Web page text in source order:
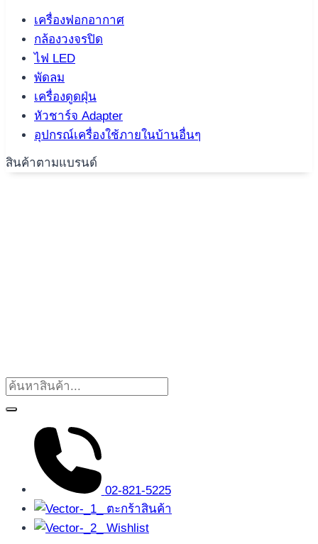
เครื่องฟอกอากาศ
กล้องวงจรปิด
ไฟ LED
พัดลม
เครื่องดูดฝุ่น
หัวชาร์จ Adapter
อุปกรณ์เครื่องใช้ภายในบ้านอื่นๆ
สินค้าตามแบรนด์
02-821-5225
ตะกร้าสินค้า
Wishlist